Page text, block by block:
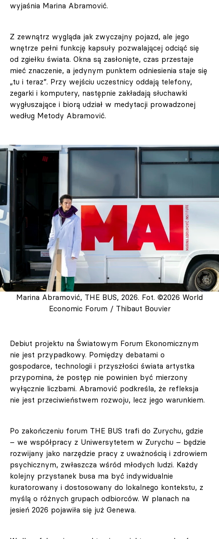
wyjaśnia Marina Abramović.
Z zewnątrz wygląda jak zwyczajny pojazd, ale jego
wnętrze pełni funkcję kapsuły pozwalającej odciąć się
od zgiełku świata. Okna są zasłonięte, czas przestaje
mieć znaczenie, a jedynym punktem odniesienia staje się
„tu i teraz”. Przy wejściu uczestnicy oddają telefony,
zegarki i komputery, następnie zakładają słuchawki
wygłuszające i biorą udział w medytacji prowadzonej
według Metody Abramović.
Marina Abramović, THE BUS, 2026. Fot. ©2026 World
Economic Forum / Thibaut Bouvier
Debiut projektu na Światowym Forum Ekonomicznym
nie jest przypadkowy. Pomiędzy debatami o
gospodarce, technologii i przyszłości świata artystka
przypomina, że postęp nie powinien być mierzony
wyłącznie liczbami. Abramović podkreśla, że refleksja
nie jest przeciwieństwem rozwoju, lecz jego warunkiem.
Po zakończeniu forum THE BUS trafi do Zurychu, gdzie
– we współpracy z Uniwersytetem w Zurychu – będzie
rozwijany jako narzędzie pracy z uważnością i zdrowiem
psychicznym, zwłaszcza wśród młodych ludzi. Każdy
kolejny przystanek busa ma być indywidualnie
kuratorowany i dostosowany do lokalnego kontekstu, z
myślą o różnych grupach odbiorców. W planach na
jesień 2026 pojawiła się już Genewa.